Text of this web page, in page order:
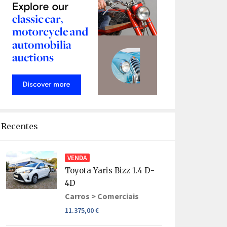
Recentes
VENDA
Toyota Yaris Bizz 1.4 D-
4D
Carros > Comerciais
11.375,00 €